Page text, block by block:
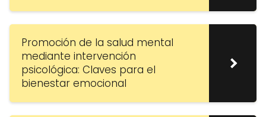
Promoción de la salud mental
mediante intervención
psicológica: Claves para el
bienestar emocional